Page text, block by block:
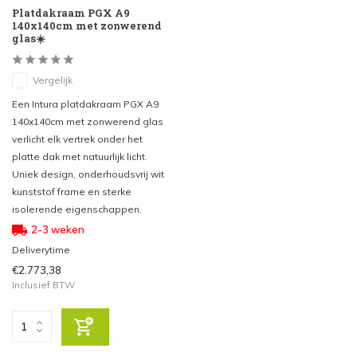
Platdakraam PGX A9
140x140cm met zonwerend
glas☀️
Vergelijk
Een Intura platdakraam PGX A9
140x140cm met zonwerend glas
verlicht elk vertrek onder het
platte dak met natuurlijk licht.
Uniek design, onderhoudsvrij wit
kunststof frame en sterke
isolerende eigenschappen.
2-3 weken
Deliverytime
€2.773,38
Inclusief BTW